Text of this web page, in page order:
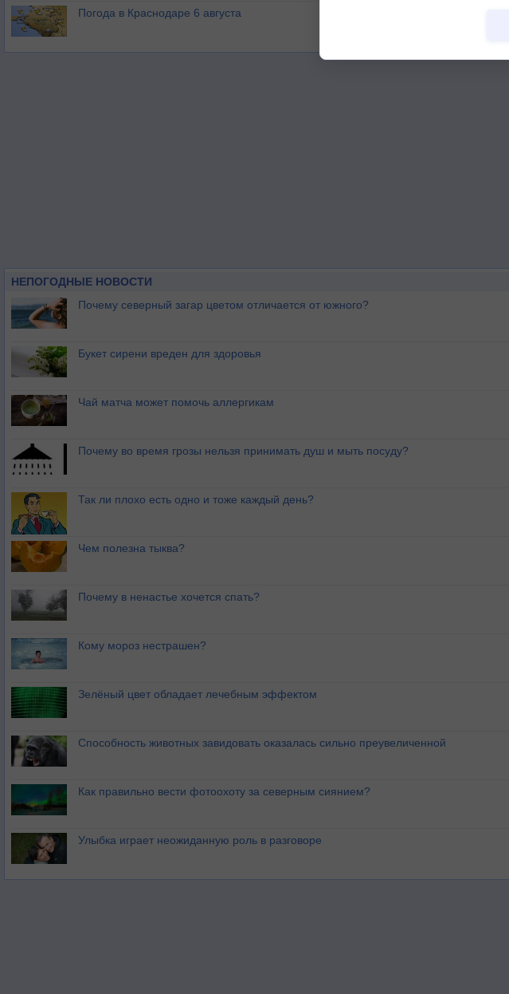
Погода в Краснодаре 6 августа
НЕПОГОДНЫЕ НОВОСТИ
Почему северный загар цветом отличается от южного?
Букет сирени вреден для здоровья
Чай матча может помочь аллергикам
Почему во время грозы нельзя принимать душ и мыть посуду?
Так ли плохо есть одно и тоже каждый день?
Чем полезна тыква?
Почему в ненастье хочется спать?
Кому мороз нестрашен?
Зелёный цвет обладает лечебным эффектом
Способность животных завидовать оказалась сильно преувеличенной
Как правильно вести фотоохоту за северным сиянием?
Улыбка играет неожиданную роль в разговоре